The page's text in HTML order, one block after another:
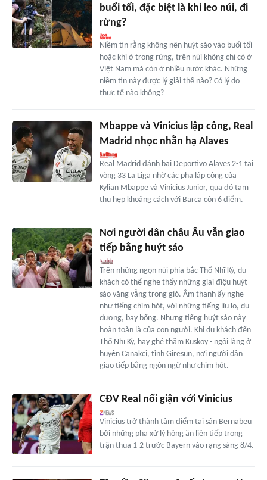
buổi tối, đặc biệt là khi leo núi, đi
rừng?
Niềm tin rằng không nên huýt sáo vào buổi tối
hoặc khi ở trong rừng, trên núi không chỉ có ở
Việt Nam mà còn ở nhiều nước khác. Những
niềm tin này được lý giải thế nào? Có lý do
thực tế nào không?
Mbappe và Vinicius lập công, Real
Madrid nhọc nhằn hạ Alaves
Real Madrid đánh bại Deportivo Alaves 2-1 tại
vòng 33 La Liga nhờ các pha lập công của
Kylian Mbappe và Vinicius Junior, qua đó tạm
thu hẹp khoảng cách với Barca còn 6 điểm.
Nơi người dân châu Âu vẫn giao
tiếp bằng huýt sáo
Trên những ngọn núi phía bắc Thổ Nhĩ Kỳ, du
khách có thể nghe thấy những giai điệu huýt
sáo văng vẳng trong gió. Âm thanh ấy nghe
như tiếng chim hót, với những tiếng líu lo, du
dương, bay bổng. Nhưng tiếng huýt sáo này
hoàn toàn là của con người. Khi du khách đến
Thổ Nhĩ Kỳ, hãy ghé thăm Kuskoy - ngôi làng ở
huyện Canakci, tỉnh Giresun, nơi người dân
giao tiếp bằng ngôn ngữ như chim hót.
CĐV Real nổi giận với Vinicius
Vinicius trở thành tâm điểm tại sân Bernabeu
bởi những pha xử lý hỏng ăn liên tiếp trong
trận thua 1-2 trước Bayern vào rạng sáng 8/4.